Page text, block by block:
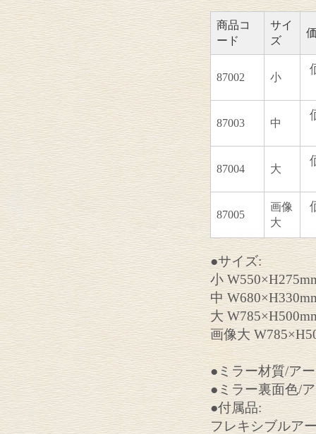
商品コ
ード
サイ
ズ
87002 小
87003 中
87004 大
87005
画像
大
●サイズ:
小
中
大
画像大
●ミラー材質/ア
●ミラー裏面色/
●付属品:
フレキシブルア